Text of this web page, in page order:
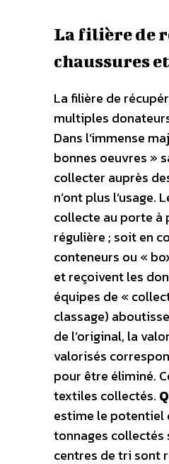
La filière de
chaussures
La filière de
multiples
Dans l’immense
bonnes oeuvres »
collecter auprès
n’ont plus l’usage.
collecte au porte à
régulière ; soit en
conteneurs ou «
et reçoivent les
équipes de «
classage)
de l’original, la
valorisés
pour être éliminé.
textiles collectés.
estime le potentiel
tonnages
centres de tri sont